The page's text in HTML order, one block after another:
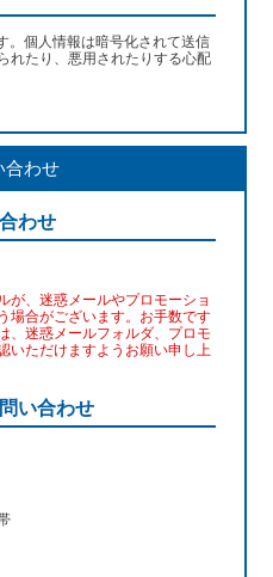
。個人情報は暗号化されて送信
れたり、悪用されたりする心配
合わせ
わせ
が、迷惑メールやプロモーショ
場合がございます。お手数です
、迷惑メールフォルダ、プロモ
いただけますようお願い申し上
い合わせ